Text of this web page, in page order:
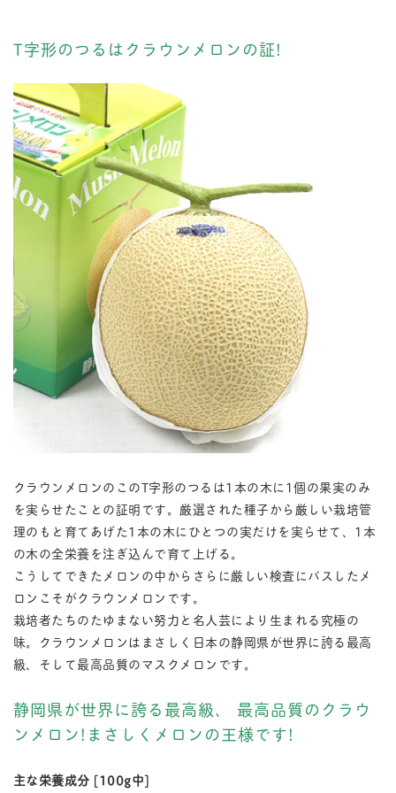
T字形のつるはクラウンメロンの証!
クラウンメロンのこのT字形のつるは1本の木に1個の果実のみ
を実らせたことの証明です。厳選された種子から厳しい栽培管
理のもと育てあげた1本の木にひとつの実だけを実らせて、1本
の木の全栄養を注ぎ込んで育て上げる。
こうしてできたメロンの中からさらに厳しい検査にパスしたメ
ロンこそがクラウンメロンです。
栽培者たちのたゆまない努力と名人芸により生まれる究極の
味。クラウンメロンはまさしく日本の静岡県が世界に誇る最高
級、そして最高品質のマスクメロンです。
静岡県が世界に誇る最高級、 最高品質のクラウ
ンメロン!まさしくメロンの王様です!
主な栄養成分 [100g中]